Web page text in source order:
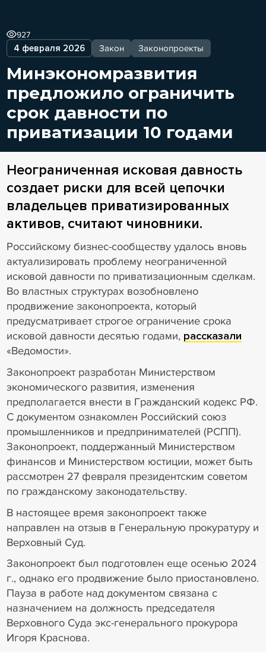
4 февраля 2026 Закон Законопроекты
927
Минэкономразвития
предложило ограничить
срок давности по
приватизации 10 годами
Неограниченная исковая давность
создает риски для всей цепочки
владельцев приватизированных
активов, считают чиновники.
Российскому бизнес-сообществу удалось вновь
актуализировать проблему неограниченной
исковой давности по приватизационным сделкам.
Во властных структурах возобновлено
продвижение законопроекта, который
предусматривает строгое ограничение срока
исковой давности десятью годами, рассказали
«Ведомости».
Законопроект разработан Министерством
экономического развития, изменения
предполагается внести в Гражданский кодекс РФ.
С документом ознакомлен Российский союз
промышленников и предпринимателей (РСПП).
Законопроект, поддержанный Министерством
финансов и Министерством юстиции, может быть
рассмотрен 27 февраля президентским советом
по гражданскому законодательству.
В настоящее время законопроект также
направлен на отзыв в Генеральную прокуратуру и
Верховный Суд.
Законопроект был подготовлен еще осенью 2024
г., однако его продвижение было приостановлено.
Пауза в работе над документом связана с
назначением на должность председателя
Верховного Суда экс-генерального прокурора
Игоря Краснова.